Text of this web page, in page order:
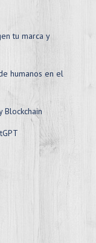
tu marca y
humanos en el
Blockchain